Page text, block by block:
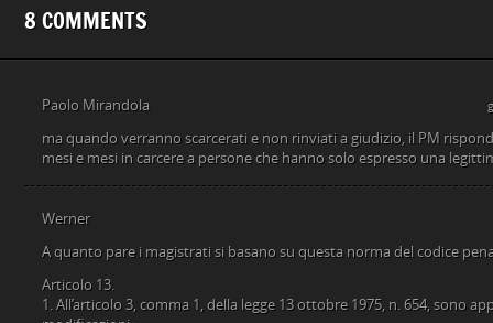
8 COMMENTS
Paolo Mirandola
ma quando verranno scarcerati e non rinviati a giudizio, il PM
mesi e mesi in carcere a persone che hanno solo espresso una
Werner
A quanto pare i magistrati si basano su questa norma del codice
Articolo 13.
1. All’articolo 3, comma 1, della legge 13 ottobre 1975, n. 654, sono